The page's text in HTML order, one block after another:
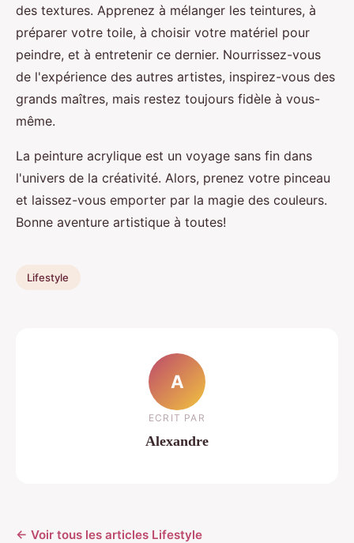
des textures. Apprenez à mélanger les teintures, à
préparer votre toile, à choisir votre matériel pour
peindre, et à entretenir ce dernier. Nourrissez-vous
de l'expérience des autres artistes, inspirez-vous des
grands maîtres, mais restez toujours fidèle à vous-
même.
La peinture acrylique est un voyage sans fin dans
l'univers de la créativité. Alors, prenez votre pinceau
et laissez-vous emporter par la magie des couleurs.
Bonne aventure artistique à toutes!
Lifestyle
A
ECRIT PAR
Alexandre
← Voir tous les articles Lifestyle